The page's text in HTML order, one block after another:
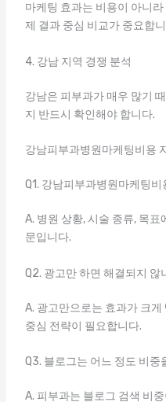
마케팅 효과는 비용이 아니
제 결과 중심 비교가 중요합
4. 강남 지역 경쟁 분석
강남은 피부과가 매우 많기
지 반드시 확인해야 합니다.
강남피부과병원마케팅비용
Q1. 강남피부과병원마케팅
A. 병원 상황, 시술 종류, 목
문입니다.
Q2. 광고만 하면 해결되지 않
A. 광고만으로는 효과가 크
중심 전략이 필요합니다.
Q3. 블로그는 어느 정도 비중
A. 피부과는 블로그 검색 비